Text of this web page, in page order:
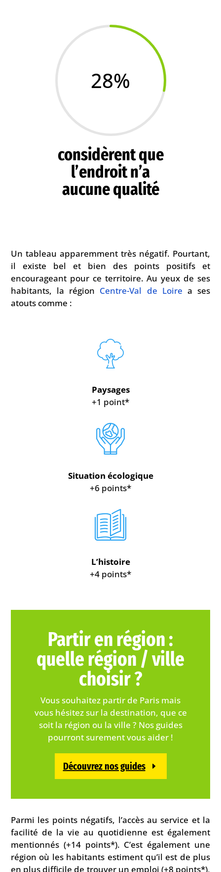
28%
considèrent que
l’endroit n’a
aucune qualité
Un tableau apparemment très négatif. Pourtant,
il existe bel et bien des points positifs et
encourageant pour ce territoire. Au yeux de ses
habitants, la région Centre-Val de Loire a ses
atouts comme :
Paysages
+1 point*
Situation écologique
+6 points*
L’histoire
+4 points*
Partir en région :
quelle région / ville
choisir ?
Vous souhaitez partir de Paris mais
vous hésitez sur la destination, que ce
soit la région ou la ville ? Nos guides
pourront surement vous aider !
Découvrez nos guides
Parmi les points négatifs, l’accès au service et la
facilité de la vie au quotidienne est également
mentionnés (+14 points*). C’est également une
région où les habitants estiment qu’il est de plus
en plus difficile de trouver un emploi (+8 points*),